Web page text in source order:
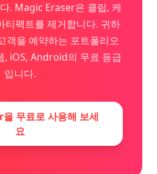
. Magic Eraser은 클립, 케
티팩트를 제거합니다. 귀하
객을 예약하는 포트폴리오
, iOS, Android의 무료 등급
입니다.
무료로 사용해 보세
요